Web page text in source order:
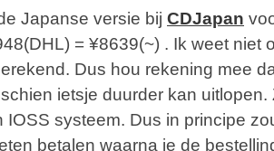
Japanse versie bij CDJapan
= ¥8639(~) . Ik weet niet
Dus hou rekening mee
ietsje duurder kan
IOSS systeem. Dus in principe
betalen waarna je de